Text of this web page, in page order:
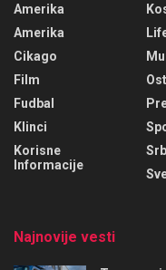
Amerika
Amerika
Cikago
Film
Fudbal
Klinci
Korisne
Informacije
Najnovije vesti